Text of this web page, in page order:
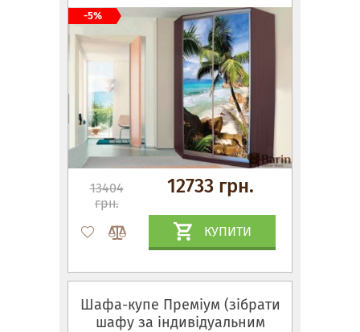
13404
грн.
12733 грн.
КУПИТИ
-5%
Шафа-купе Преміум (зібрати
шафу за індивідуальним